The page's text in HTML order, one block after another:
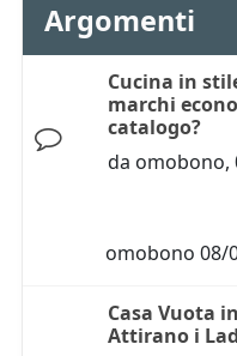
Argomenti
Cucina in
marchi
catalogo?
da omobono,
omobono 08/
Casa Vuota
Attirano i